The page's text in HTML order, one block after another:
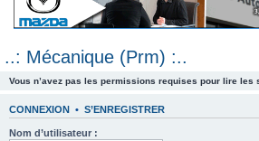
..: Mécanique (Prm) :..
Vous n’avez pas les permissions requises pour lire les
CONNEXION • S’ENREGISTRER
Nom d’utilisateur :